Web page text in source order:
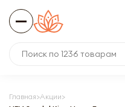
Главная Акции